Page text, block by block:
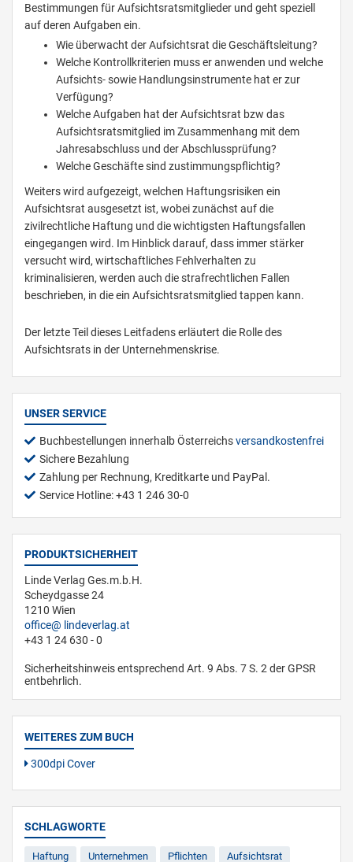
Bestimmungen für Aufsichtsratsmitglieder und geht speziell
auf deren Aufgaben ein.
Wie überwacht der Aufsichtsrat die Geschäftsleitung?
Welche Kontrollkriterien muss er anwenden und welche
Aufsichts- sowie Handlungsinstrumente hat er zur
Verfügung?
Welche Aufgaben hat der Aufsichtsrat bzw das
Aufsichtsratsmitglied im Zusammenhang mit dem
Jahresabschluss und der Abschlussprüfung?
Welche Geschäfte sind zustimmungspflichtig?
Weiters wird aufgezeigt, welchen Haftungsrisiken ein
Aufsichtsrat ausgesetzt ist, wobei zunächst auf die
zivilrechtliche Haftung und die wichtigsten Haftungsfallen
eingegangen wird. Im Hinblick darauf, dass immer stärker
versucht wird, wirtschaftliches Fehlverhalten zu
kriminalisieren, werden auch die strafrechtlichen Fallen
beschrieben, in die ein Aufsichtsratsmitglied tappen kann.
Der letzte Teil dieses Leitfadens erläutert die Rolle des
Aufsichtsrats in der Unternehmenskrise.
UNSER SERVICE
Buchbestellungen innerhalb Österreichsversandkostenfrei
Sichere Bezahlung
Zahlung per Rechnung, Kreditkarte und PayPal.
Service Hotline: +43 1 246 30-0
PRODUKTSICHERHEIT
Linde Verlag Ges.m.b.H.
Scheydgasse 24
1210 Wien
office
lindeverlag.at
+43 1 24 630 - 0
Sicherheitshinweis entsprechend Art. 9 Abs. 7 S. 2 der GPSR
entbehrlich.
WEITERES ZUM BUCH
300dpi Cover
SCHLAGWORTE
Haftung Unternehmen Pflichten Aufsichtsrat